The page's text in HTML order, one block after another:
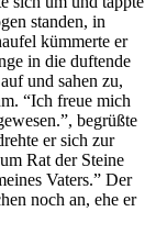
standen, in
kümmerte er
in die duftende
und sahen zu,
“Ich freue mich
begrüßte
er sich zur
Rat der Steine
Vaters.” Der
noch an, ehe er